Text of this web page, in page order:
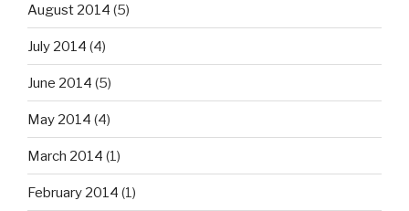
August 2014 (5)
July 2014 (4)
June 2014 (5)
May 2014 (4)
March 2014 (1)
February 2014 (1)